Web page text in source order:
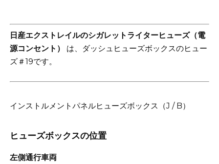
日産エクストレイルのシガレットライターヒューズ（電
源コンセント）
は、ダッシュヒューズボックスのヒュー
ズ＃19です。
インストルメントパネルヒューズボックス（J / B）
ヒューズボックスの位置
左側通行車両